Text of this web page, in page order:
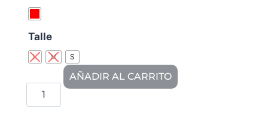
Talle
L M S
AÑADIR AL CARRITO